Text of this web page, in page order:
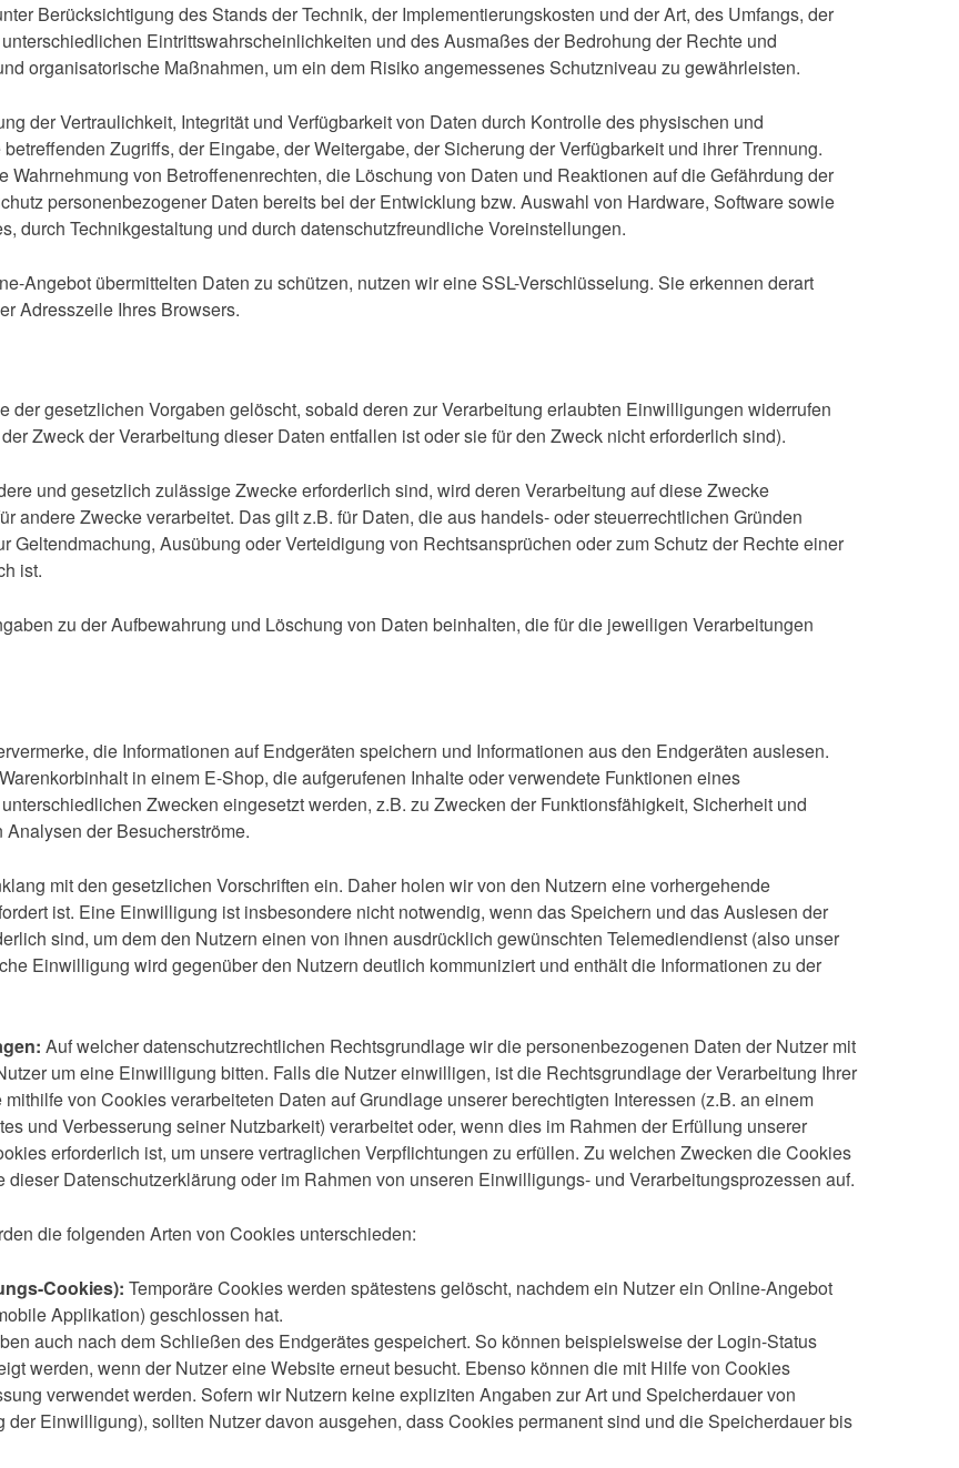
Berücksichtigung des Stands der Technik, der Implementierungskosten und der Art, des Umfangs, der
Eintrittswahrscheinlichkeiten und des Ausmaßes der Bedrohung der Rechte und
organisatorische Maßnahmen, um ein dem Risiko angemessenes Schutzniveau zu gewährleisten.
der Vertraulichkeit, Integrität und Verfügbarkeit von Daten durch Kontrolle des physischen und
Zugriffs, der Eingabe, der Weitergabe, der Sicherung der Verfügbarkeit und ihrer Trennung.
von Betroffenenrechten, die Löschung von Daten und Reaktionen auf die Gefährdung der
personenbezogener Daten bereits bei der Entwicklung bzw. Auswahl von Hardware, Software sowie
durch Technikgestaltung und durch datenschutzfreundliche Voreinstellungen.
Angebot übermittelten Daten zu schützen, nutzen wir eine SSL-Verschlüsselung. Sie erkennen derart
Adresszeile Ihres Browsers.
gesetzlichen Vorgaben gelöscht, sobald deren zur Verarbeitung erlaubten Einwilligungen widerrufen
Zweck der Verarbeitung dieser Daten entfallen ist oder sie für den Zweck nicht erforderlich sind).
und gesetzlich zulässige Zwecke erforderlich sind, wird deren Verarbeitung auf diese Zwecke
andere Zwecke verarbeitet. Das gilt z.B. für Daten, die aus handels- oder steuerrechtlichen Gründen
Geltendmachung, Ausübung oder Verteidigung von Rechtsansprüchen oder zum Schutz der Rechte einer
ist.
zu der Aufbewahrung und Löschung von Daten beinhalten, die für die jeweiligen Verarbeitungen
die Informationen auf Endgeräten speichern und Informationen aus den Endgeräten auslesen.
in einem E-Shop, die aufgerufenen Inhalte oder verwendete Funktionen eines
Zwecken eingesetzt werden, z.B. zu Zwecken der Funktionsfähigkeit, Sicherheit und
der Besucherströme.
mit den gesetzlichen Vorschriften ein. Daher holen wir von den Nutzern eine vorhergehende
ist. Eine Einwilligung ist insbesondere nicht notwendig, wenn das Speichern und das Auslesen der
sind, um dem den Nutzern einen von ihnen ausdrücklich gewünschten Telemediendienst (also unser
Einwilligung wird gegenüber den Nutzern deutlich kommuniziert und enthält die Informationen zu der
Auf welcher datenschutzrechtlichen Rechtsgrundlage wir die personenbezogenen Daten der Nutzer mit
um eine Einwilligung bitten. Falls die Nutzer einwilligen, ist die Rechtsgrundlage der Verarbeitung Ihrer
von Cookies verarbeiteten Daten auf Grundlage unserer berechtigten Interessen (z.B. an einem
und Verbesserung seiner Nutzbarkeit) verarbeitet oder, wenn dies im Rahmen der Erfüllung unserer
erforderlich ist, um unsere vertraglichen Verpflichtungen zu erfüllen. Zu welchen Zwecken die Cookies
Datenschutzerklärung oder im Rahmen von unseren Einwilligungs- und Verarbeitungsprozessen auf.
die folgenden Arten von Cookies unterschieden:
Cookies): Temporäre Cookies werden spätestens gelöscht, nachdem ein Nutzer ein Online-Angebot
Applikation) geschlossen hat.
auch nach dem Schließen des Endgerätes gespeichert. So können beispielsweise der Login-Status
werden, wenn der Nutzer eine Website erneut besucht. Ebenso können die mit Hilfe von Cookies
verwendet werden. Sofern wir Nutzern keine expliziten Angaben zur Art und Speicherdauer von
Einwilligung), sollten Nutzer davon ausgehen, dass Cookies permanent sind und die Speicherdauer bis